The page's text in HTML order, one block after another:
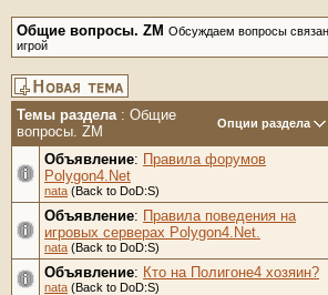
Общие вопросы. ZM Обсуждаем вопросы
игрой
Темы раздела: Общие
вопросы. ZM
Опции раздела
Объявление: Правила форумов
Polygon4.Net
nata (Back to DoD:S)
Объявление: Правила поведения на
игровых серверах Polygon4.Net.
nata (Back to DoD:S)
Объявление: Кто на Полигоне4 хозяин?
nata (Back to DoD:S)